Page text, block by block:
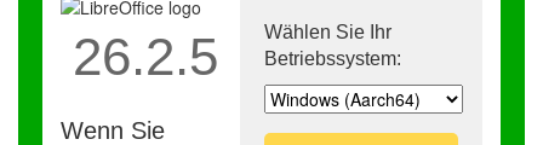
Wählen Sie Ihr
Betriebssystem:
26.2.5
Wenn Sie